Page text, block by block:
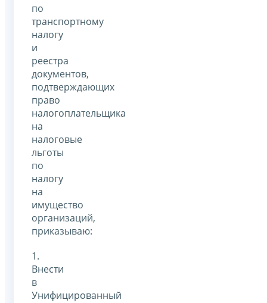
по
транспортному
налогу
и
реестра
документов,
подтверждающих
право
налогоплательщика
на
налоговые
льготы
по
налогу
на
имущество
организаций,
приказываю:
1.
Внести
в
Унифицированный